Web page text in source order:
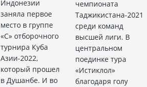
Индонезии
заняла первое
место в группе
«С» отборочного
турнира Куба
Азии-2022,
который прошел
в Душанбе. И во
чемпионата
Таджикистана-2021
среди команд
высшей лиги. В
центральном
поединке тура
«Истиклол»
благодаря голу